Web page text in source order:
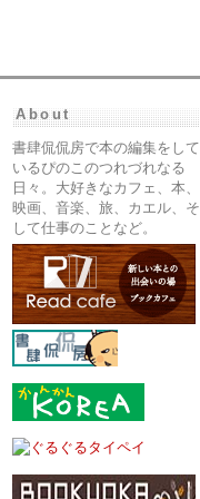
About
書肆侃侃房で本の編集をして
いるぴのこのつれづれなる
日々。大好きなカフェ、本、
映画、音楽、旅、カエル、そ
して仕事のことなど。